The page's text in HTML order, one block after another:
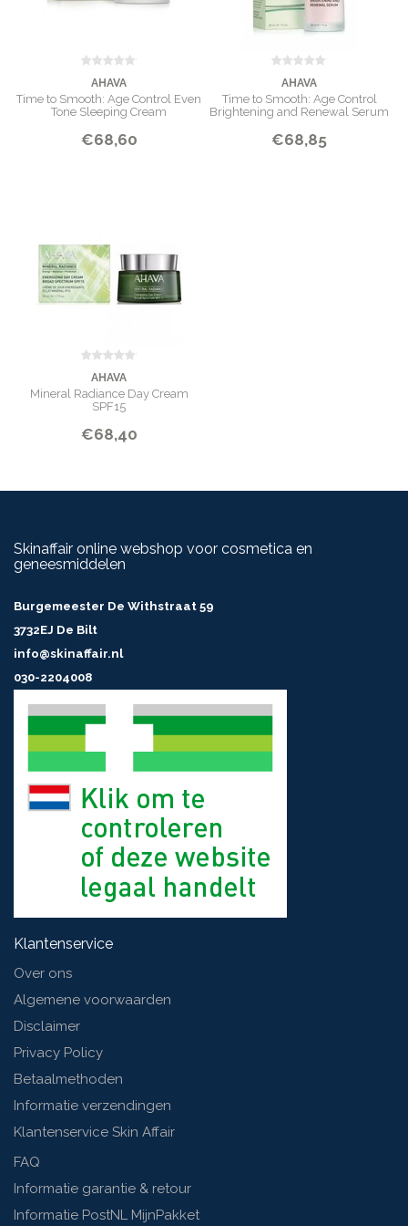
AHAVA
Time to Smooth: Age Control Even
Tone Sleeping Cream
€68,60
AHAVA
Time to Smooth: Age Control
Brightening and Renewal Serum
€68,85
AHAVA
Mineral Radiance Day Cream
SPF15
€68,40
Skinaffair online webshop voor cosmetica en
geneesmiddelen
Burgemeester De Withstraat 59
3732EJ De Bilt
info@skinaffair.nl
030-2204008
Klantenservice
Over ons
Algemene voorwaarden
Disclaimer
Privacy Policy
Betaalmethoden
Informatie verzendingen
Klantenservice Skin Affair
FAQ
Informatie garantie & retour
Informatie PostNL MijnPakket